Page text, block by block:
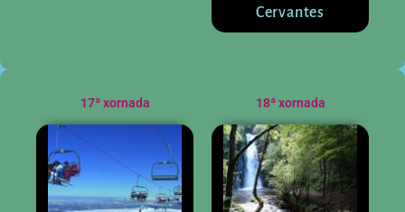
Cervantes
17ª xornada 18ª xornada